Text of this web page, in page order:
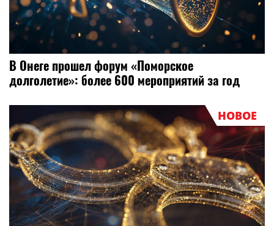
В Онеге прошел форум «Поморское
долголетие»: более 600 мероприятий за год
НОВОЕ